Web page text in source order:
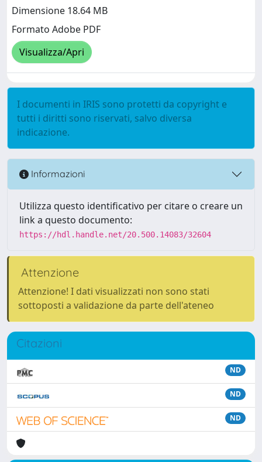
Dimensione 18.64 MB
Formato Adobe PDF
Visualizza/Apri
I documenti in IRIS sono protetti da copyright e
tutti i diritti sono riservati, salvo diversa
indicazione.
Informazioni
Utilizza questo identificativo per citare o creare un
link a questo documento:
https://hdl.handle.net/20.500.14083/32604
Attenzione
Attenzione! I dati visualizzati non sono stati
sottoposti a validazione da parte dell'ateneo
Citazioni
ND
ND
ND